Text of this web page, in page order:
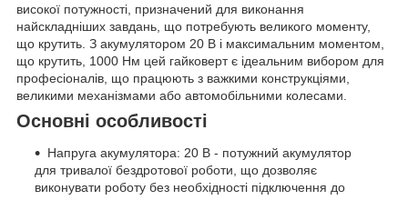
високої потужності, призначений для виконання
найскладніших завдань, що потребують великого моменту,
що крутить. З акумулятором 20 В і максимальним моментом,
що крутить, 1000 Нм цей гайковерт є ідеальним вибором для
професіоналів, що працюють з важкими конструкціями,
великими механізмами або автомобільними колесами.
Основні особливості
Напруга акумулятора: 20 В - потужний акумулятор
для тривалої бездротової роботи, що дозволяє
виконувати роботу без необхідності підключення до